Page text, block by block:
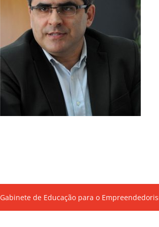
Gabinete de Educação para o